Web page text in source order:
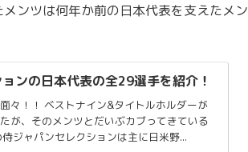
ンツは何年か前の日本代表を支えたメン
ンの日本代表の全29選手を紹介！
ホルダーが
が、そのメンツとだいぶカブってきている
のサムライジャパン。 今回の侍ジャパンセレクションは主に日米野...